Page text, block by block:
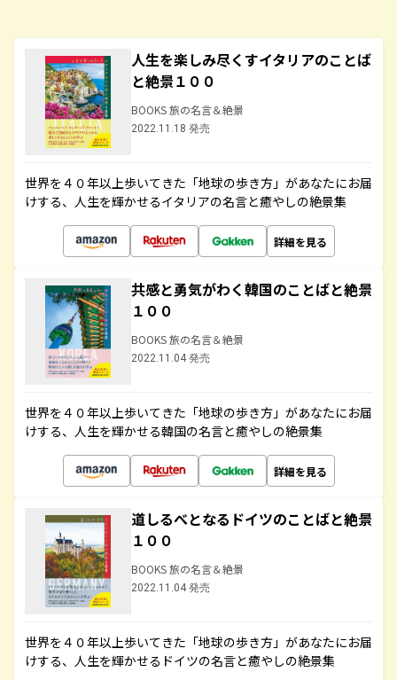
人生を楽しみ尽くすイタリアのことば
と絶景１００
BOOKS 旅の名言＆絶景
2022.11.18 発売
世界を４０年以上歩いてきた「地球の歩き方」があなたにお届
けする、人生を輝かせるイタリアの名言と癒やしの絶景集
詳細を見る
共感と勇気がわく韓国のことばと絶景
１００
BOOKS 旅の名言＆絶景
2022.11.04 発売
世界を４０年以上歩いてきた「地球の歩き方」があなたにお届
けする、人生を輝かせる韓国の名言と癒やしの絶景集
詳細を見る
道しるべとなるドイツのことばと絶景
１００
BOOKS 旅の名言＆絶景
2022.11.04 発売
世界を４０年以上歩いてきた「地球の歩き方」があなたにお届
けする、人生を輝かせるドイツの名言と癒やしの絶景集